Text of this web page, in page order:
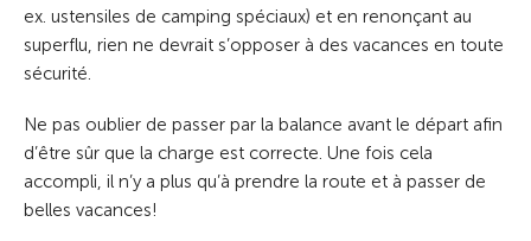
ex. ustensiles de camping spéciaux) et en renonçant au
superflu, rien ne devrait s’opposer à des vacances en toute
sécurité.
Ne pas oublier de passer par la balance avant le départ afin
d’être sûr que la charge est correcte. Une fois cela
accompli, il n’y a plus qu’à prendre la route et à passer de
belles vacances!